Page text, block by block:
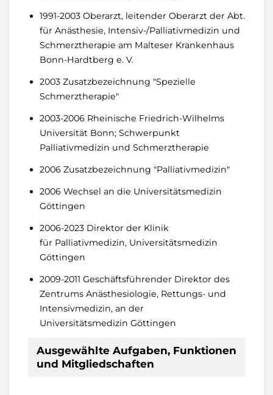
1991-2003 Oberarzt, leitender Oberarzt der Abt.
für Anästhesie, Intensiv-/Palliativmedizin und
Schmerztherapie am Malteser Krankenhaus
Bonn-Hardtberg e. V.
2003 Zusatzbezeichnung "Spezielle
Schmerztherapie"
2003-2006 Rheinische Friedrich-Wilhelms
Universität Bonn; Schwerpunkt
Palliativmedizin und Schmerztherapie
2006 Zusatzbezeichnung "Palliativmedizin"
2006 Wechsel an die Universitätsmedizin
Göttingen
2006-2023 Direktor der Klinik
für Palliativmedizin, Universitätsmedizin
Göttingen
2009-2011 Geschäftsführender Direktor des
Zentrums Anästhesiologie, Rettungs- und
Intensivmedizin, an der
Universitätsmedizin Göttingen
Ausgewählte Aufgaben, Funktionen
und Mitgliedschaften